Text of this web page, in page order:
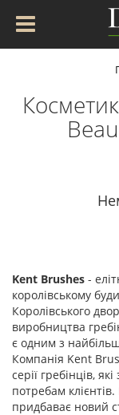
Kent Brushes -
королівському
Королівського
виробництва
є одним з найбільш
Компанія Kent
серії гребінців,
потребам
придбаває новий